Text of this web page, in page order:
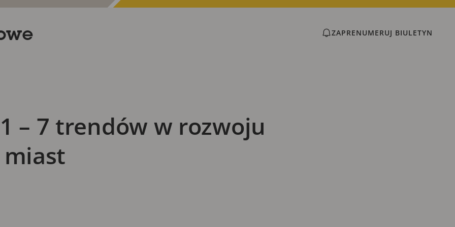
ZAPRENUMERUJ BIULETYN
– 7 trendów w rozwoju